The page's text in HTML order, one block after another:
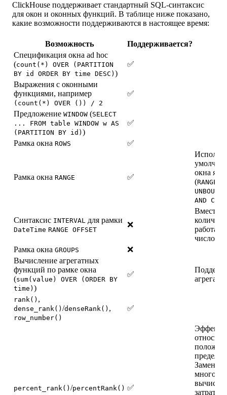
ClickHouse поддерживает стандартный SQL-синтаксис
для окон и оконных функций. В таблице ниже показано,
какие возможности поддерживаются в настоящее время:
Возможность Поддерживается?
Спецификация окна ad hoc
(count(*) OVER (PARTITION
BY id ORDER BY time DESC) )
✅
Выражения с оконными
функциями, например
(count(*) OVER ()) / 2
✅
Предложение WINDOW (SELECT
... FROM table WINDOW w AS
(PARTITION BY id) )
✅
Рамка окна ROWS ✅
Рамка окна RANGE ✅
окна
(RANGE
AND
Синтаксис INTERVAL для рамки
DateTime RANGE OFFSET
❌
Вместо
Рамка окна GROUPS
❌
Вычисление агрегатных
функций по рамке окна
(sum(value) OVER (ORDER BY
time) )
✅
rank() ,
dense_rank() /denseRank() ,
row_number()
✅
percent_rank() /percentRank() ✅